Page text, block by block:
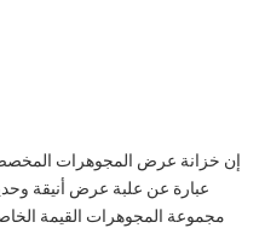
إن خزانة عرض المجوهرات
مجموعة المجوهرات القيمة